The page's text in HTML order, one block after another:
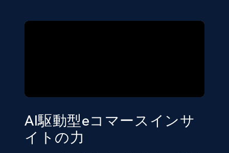
AI駆動型eコマースインサ
イトの力